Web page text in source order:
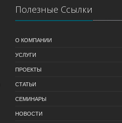
Полезные Ссылки
О КОМПАНИИ
УСЛУГИ
ПРОЕКТЫ
СТАТЬИ
СЕМИНАРЫ
НОВОСТИ